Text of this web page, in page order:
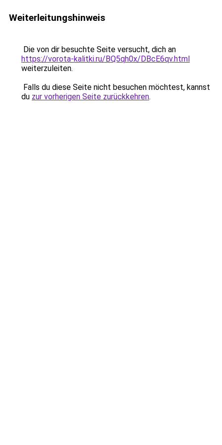
Weiterleitungshinweis
Die von dir besuchte Seite versucht, dich an
https://vorota-kalitki.ru/BQ5qh0x/DBcE6qv.html
weiterzuleiten.
Falls du diese Seite nicht besuchen möchtest, kannst
du zur vorherigen Seite zurückkehren.